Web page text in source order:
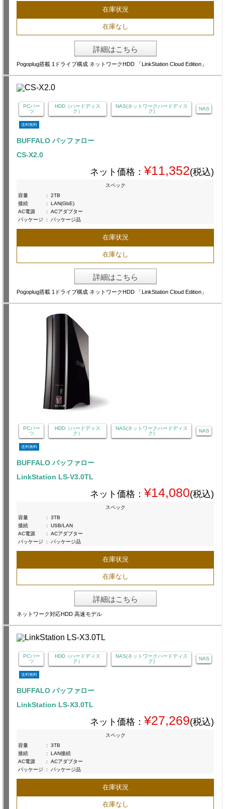
在庫状況
在庫なし
詳細はこちら
Pogoplug搭載 1ドライブ構成 ネットワークHDD 「LinkStation Cloud Edition」
PCパー
ツ
HDD（ハードディス
ク）
NAS(ネットワークハードディス
ク)
NAS
送料無料
BUFFALO バッファロー
CS-X2.0
ネット価格： ¥11,352(税込)
スペック
容量
:
2TB
接続
:
LAN(GbE)
AC電源
:
ACアダプター
パッケージ
: パッケージ品
在庫状況
在庫なし
詳細はこちら
Pogoplug搭載 1ドライブ構成 ネットワークHDD 「LinkStation Cloud Edition」
PCパー
ツ
HDD（ハードディス
ク）
NAS(ネットワークハードディス
ク)
NAS
送料無料
BUFFALO バッファロー
LinkStation LS-V3.0TL
ネット価格： ¥14,080(税込)
スペック
容量
:
3TB
接続
:
USB/LAN
AC電源
:
ACアダプター
パッケージ
: パッケージ品
在庫状況
在庫なし
詳細はこちら
ネットワーク対応HDD 高速モデル
PCパー
ツ
HDD（ハードディス
ク）
NAS(ネットワークハードディス
ク)
NAS
送料無料
BUFFALO バッファロー
LinkStation LS-X3.0TL
ネット価格： ¥27,269(税込)
スペック
容量
:
3TB
接続
:
LAN接続
AC電源
:
ACアダプター
パッケージ
: パッケージ品
在庫状況
在庫なし